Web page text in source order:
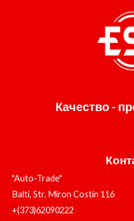
Качество -
"Auto-Trade"
Balti, Str. Miron Costin 116
+(373)62090222